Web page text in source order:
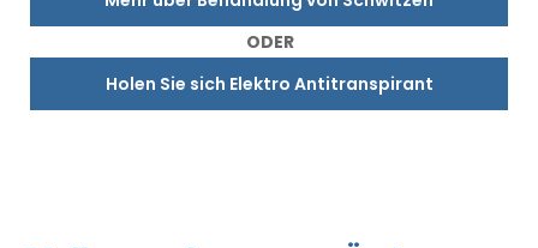
ODER
Holen Sie sich Elektro Antitranspirant